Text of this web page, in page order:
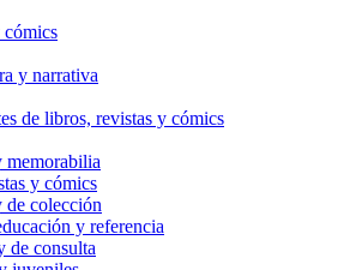
y narrativa
de libros, revistas y cómics
memorabilia
y cómics
colección
y referencia
de consulta